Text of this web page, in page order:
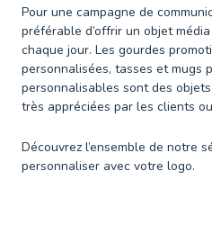
Pour une campagne de
préférable d’offrir un objet
chaque jour. Les gourdes
personnalisées, tasses et mugs
personnalisables sont des
très appréciées par les clients
Découvrez l’ensemble de notre
personnaliser avec votre logo.